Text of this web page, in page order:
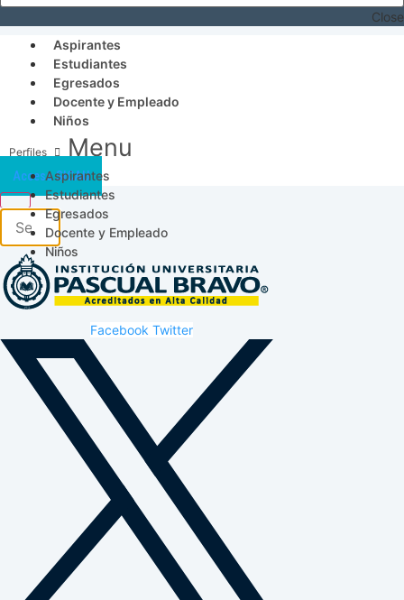
Close
Aspirantes
Estudiantes
Egresados
Docente y Empleado
Niños
Menu
Aspirantes
Estudiantes
Egresados
Docente y Empleado
Niños
Acceso SICAU
Facebook Twitter